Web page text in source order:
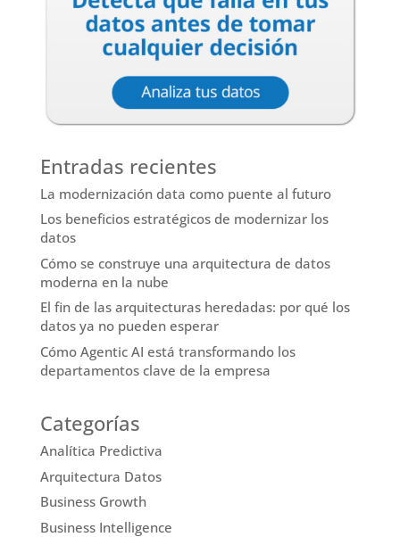
Entradas recientes
La modernización data como puente al futuro
Los beneficios estratégicos de modernizar los
datos
Cómo se construye una arquitectura de datos
moderna en la nube
El fin de las arquitecturas heredadas: por qué los
datos ya no pueden esperar
Cómo Agentic AI está transformando los
departamentos clave de la empresa
Categorías
Analítica Predictiva
Arquitectura Datos
Business Growth
Business Intelligence